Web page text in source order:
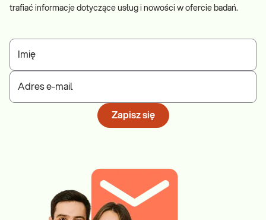
trafiać informacje dotyczące usług i nowości w ofercie badań.
Imię
Adres e-mail
Zapisz się